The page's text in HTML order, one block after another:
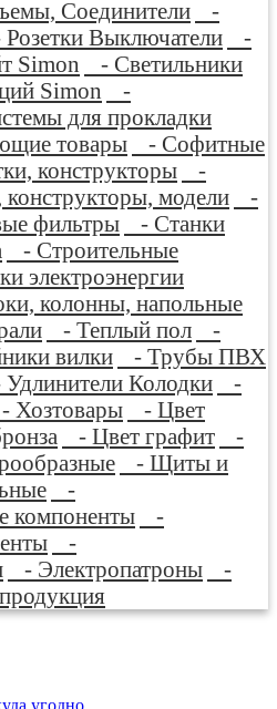
Соединители
-
Выключатели
-
Simon
- Светильники
Simon
-
для прокладки
товары
- Софитные
конструкторы
-
конструкторы, модели
-
фильтры
- Станки
- Строительные
электроэнергии
колонны, напольные
- Теплый пол
-
вилки
- Трубы ПВХ
Колодки
-
Хозтовары
- Цвет
- Цвет графит
-
- Щиты и
-
компоненты
-
-
- Электропатроны
-
угодно